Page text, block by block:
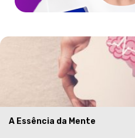
A Essência da Mente